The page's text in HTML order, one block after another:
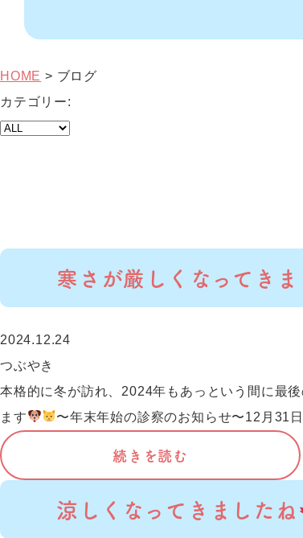
HOME > ブログ
カテゴリー:
寒さが厳しくなってき
2024.12.24
つぶやき
本格的に冬が訪れ、2024年もあっという間に最
ます
〜年末年始の診察のお知らせ〜12月
続きを読む
涼しくなってきましたね